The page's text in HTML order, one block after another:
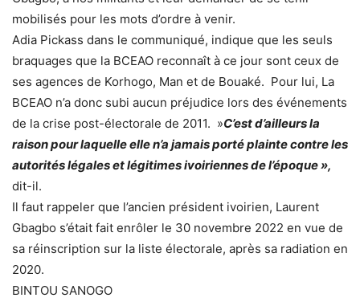
mobilisés pour les mots d’ordre à venir.
Adia Pickass dans le communiqué, indique que les seuls
braquages que la BCEAO reconnaît à ce jour sont ceux de
ses agences de Korhogo, Man et de Bouaké. Pour lui, La
BCEAO n’a donc subi aucun préjudice lors des événements
de la crise post-électorale de 2011. »C’est d’ailleurs la
raison pour laquelle elle n’a jamais porté plainte contre les
autorités légales et légitimes ivoiriennes de l’époque »,
dit-il.
Il faut rappeler que l’ancien président ivoirien, Laurent
Gbagbo s’était fait enrôler le 30 novembre 2022 en vue de
sa réinscription sur la liste électorale, après sa radiation en
2020.
BINTOU SANOGO